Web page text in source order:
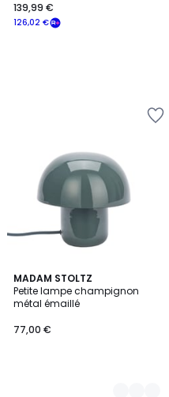
126,02 €
139,99 €
MADAM STOLTZ
Petite lampe champignon
métal émaillé
77,00 €
5
Couleurs